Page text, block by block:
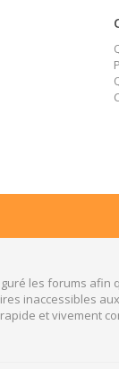
les forums afin
inaccessibles
et vivement